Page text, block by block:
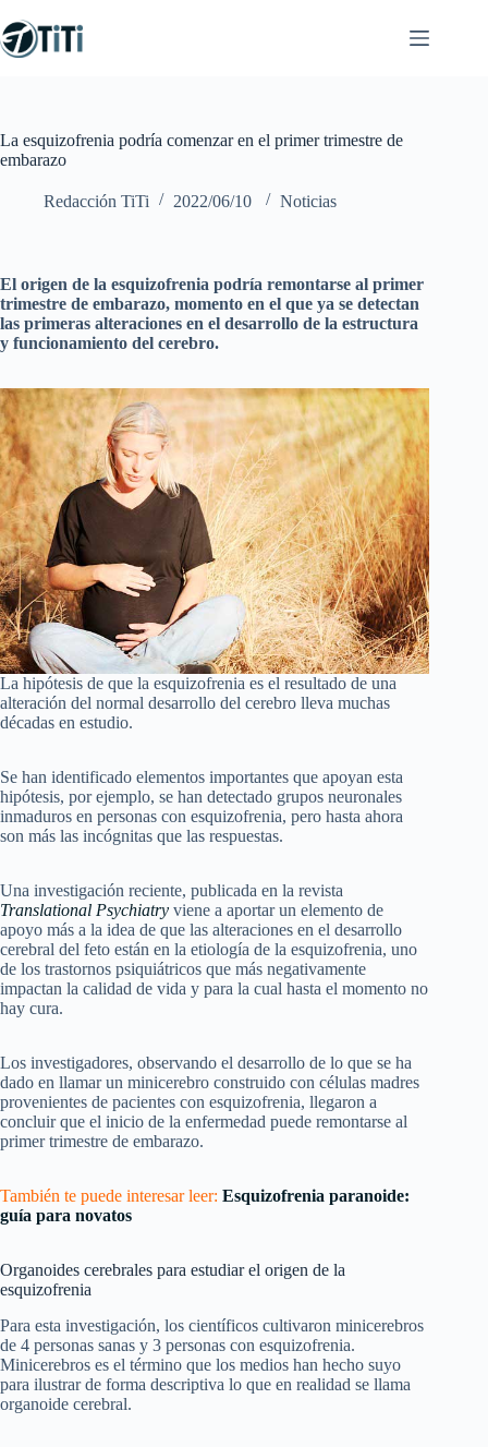
al
contenido
La esquizofrenia podría comenzar en el primer trimestre de
embarazo
Redacción TiTi 2022/06/10 Noticias
El origen de la esquizofrenia podría remontarse al primer
trimestre de embarazo, momento en el que ya se detectan
las primeras alteraciones en el desarrollo de la estructura
y funcionamiento del cerebro.
La hipótesis de que la esquizofrenia es el resultado de una
alteración del normal desarrollo del cerebro lleva muchas
décadas en estudio.
Se han identificado elementos importantes que apoyan esta
hipótesis, por ejemplo, se han detectado grupos neuronales
inmaduros en personas con esquizofrenia, pero hasta ahora
son más las incógnitas que las respuestas.
Una investigación reciente, publicada en la revista
Translational Psychiatry viene a aportar un elemento de
apoyo más a la idea de que las alteraciones en el desarrollo
cerebral del feto están en la etiología de la esquizofrenia, uno
de los trastornos psiquiátricos que más negativamente
impactan la calidad de vida y para la cual hasta el momento no
hay cura.
Los investigadores, observando el desarrollo de lo que se ha
dado en llamar un minicerebro construido con células madres
provenientes de pacientes con esquizofrenia, llegaron a
concluir que el inicio de la enfermedad puede remontarse al
primer trimestre de embarazo.
También te puede interesar leer: Esquizofrenia paranoide:
guía para novatos
Organoides cerebrales para estudiar el origen de la
esquizofrenia
Para esta investigación, los científicos cultivaron minicerebros
de 4 personas sanas y 3 personas con esquizofrenia.
Minicerebros es el término que los medios han hecho suyo
para ilustrar de forma descriptiva lo que en realidad se llama
organoide cerebral.